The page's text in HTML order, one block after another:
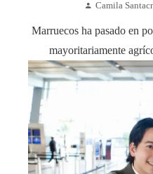
Camila
Marruecos ha pasado en
mayoritariamente